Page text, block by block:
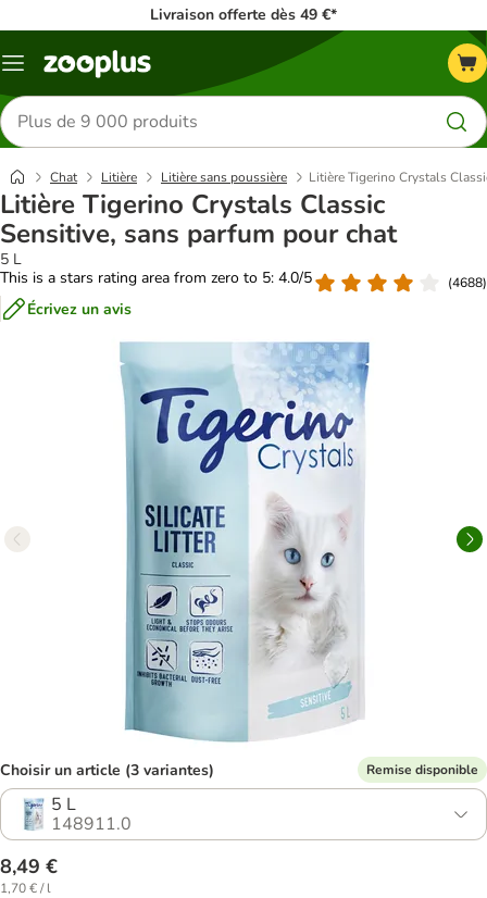
Livraison offerte dès 49 €*
Menu
Rechercher
des
produits
Chat Litière Litière sans poussière Litière Tigerino Crystals
Litière Tigerino Crystals Classic
Sensitive, sans parfum pour chat
5 L
This is a stars rating area from zero to 5: 4.0/5
(4688)
Écrivez un avis
Choisir un article (3 variantes) Remise disponible
5 L
148911.0
8,49 €
1,70 € / l